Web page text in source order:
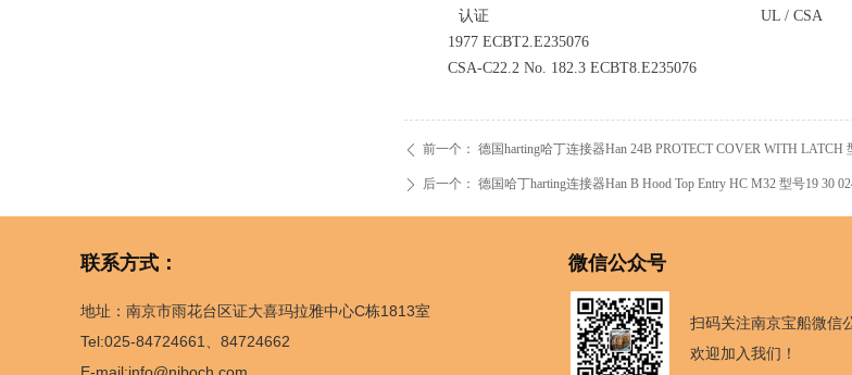
ꄴ 前一个： 德国harting哈丁连接器Han 24B PROTECT COVER WITH LATCH
ꄲ 后一个： 德国哈丁harting连接器Han B Hood Top Entry HC M32 型号19 30
认证 UL / CSA
1977 ECBT2.E235076
CSA-C22.2 No. 182.3 ECBT8.E235076
联系方式：
地址：南京市雨花台区证大喜玛拉雅中心C栋1813室
Tel:025-84724661、84724662
微信公众号
扫码关注南京宝船微信
欢迎加入我们！